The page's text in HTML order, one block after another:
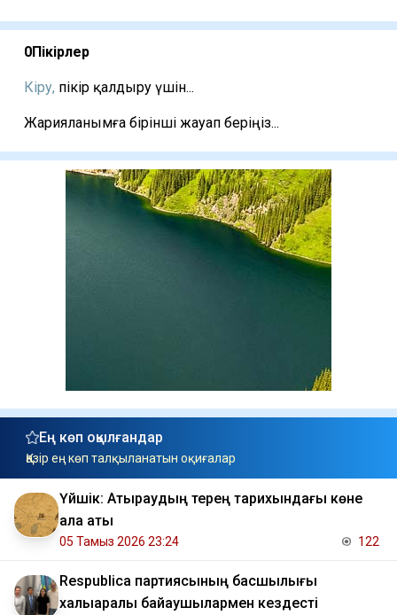
0Пікірлер
Кіру, пікір қалдыру үшін...
Жарияланымға бірінші жауап беріңіз...
Ең көп оқылғандар
Қазір ең көп талқыланатын оқиғалар
Үйшік: Атыраудың терең тарихындағы көне
қала аты
05 Тамыз 2026 23:24 122
Respublica партиясының басшылығы
халықаралық байқаушылармен кездесті